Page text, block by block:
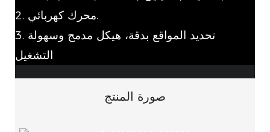
2. محرك كهربائي.
3. تحديد المواقع بدقة، هيكل مدمج وسهولة
صورة المنتج